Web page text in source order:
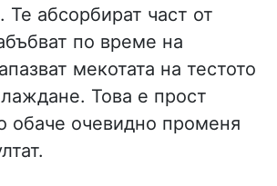
. Те абсорбират част от
по време на
мекотата на тестото
Това е прост
обаче очевидно променя